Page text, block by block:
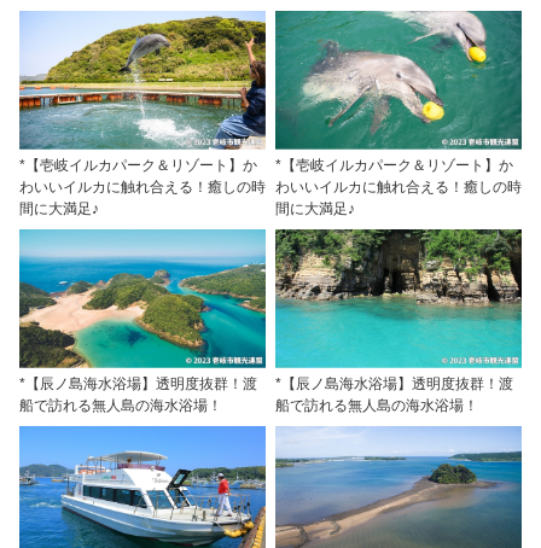
*【壱岐イルカパーク＆リゾート】か
わいいイルカに触れ合える！癒しの時
間に大満足♪
*【壱岐イルカパーク＆リゾート】か
わいいイルカに触れ合える！癒しの時
間に大満足♪
*【辰ノ島海水浴場】透明度抜群！渡
船で訪れる無人島の海水浴場！
*【辰ノ島海水浴場】透明度抜群！渡
船で訪れる無人島の海水浴場！